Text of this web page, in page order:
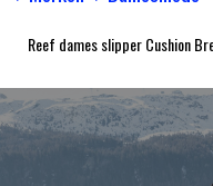
Reef dames slipper Cushion